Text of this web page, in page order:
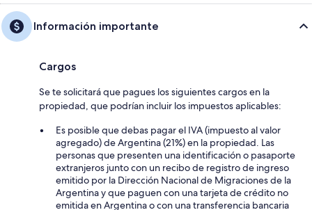
Información importante
Cargos
Se te solicitará que pagues los siguientes cargos en la
propiedad, que podrían incluir los impuestos aplicables:
Es posible que debas pagar el IVA (impuesto al valor
agregado) de Argentina (21%) en la propiedad. Las
personas que presenten una identificación o pasaporte
extranjeros junto con un recibo de registro de ingreso
emitido por la Dirección Nacional de Migraciones de la
Argentina y que paguen con una tarjeta de crédito no
emitida en Argentina o con una transferencia bancaria